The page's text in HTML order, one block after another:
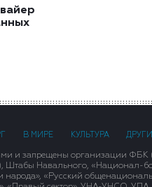
В МИРЕ КУЛЬТУРА
и запрещены организации ФБК
Штабы Навального, «Национал-
народа», «Русский